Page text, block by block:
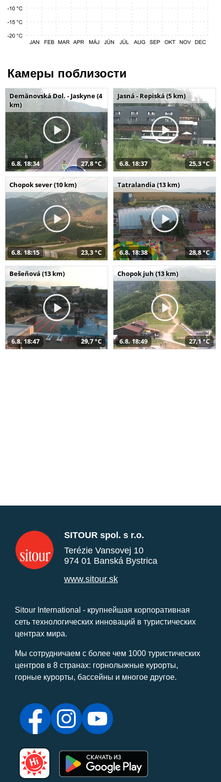
Камеры поблизости
Demänovská Dol. - Jaskyne (4
km)
6.8. 18:34 27,8 °C
Jasná - Repiská (5 km)
6.8. 18:37 25,3 °C
Chopok sever (10 km)
6.8. 18:15 23,3 °C
Tatralandia (13 km)
6.8. 18:38 28,8 °C
Bešeňová (13 km)
6.8. 18:47 29,7 °C
Chopok juh (13 km)
6.8. 18:49 27,1 °C
SITOUR spol. s r.o.
Terézie Vansovej 10
974 01 Banská Bystrica
www.sitour.sk
Sitour International - крупнейшая корпоративная
сеть технологических инноваций в туристических
центрах мира.
Мы сотрудничаем с более чем 1000 туристических
центров в 8 странах: горнолыжные курорты,
горные курорты, бассейны и многое другое.